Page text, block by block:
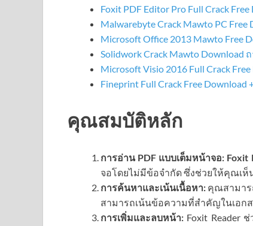
Foxit PDF Editor Pro Full Crack
Malwarebyte Crack Mawto PC Free
Microsoft Office 2013 Mawto Free
Solidwork Crack Mawto Download
Microsoft Visio 2016 Full Crack
Fineprint Full Crack Free Download
คุณสมบัติหลัก
การอ่าน PDF แบบเต็มหน้าจอ: Foxit
จอโดยไม่มีข้อจำกัด ซึ่งช่วยให้คุณเห็
การค้นหาและเน้นเนื้อหา: คุณสามาร
สามารถเน้นข้อความที่สำคัญในเอก
การเพิ่มและลบหน้า: Foxit Reader